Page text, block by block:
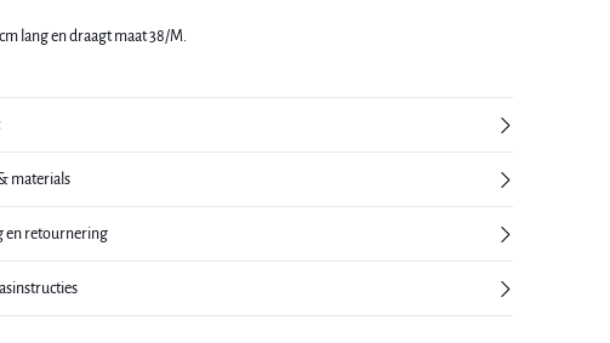
lang en draagt maat 38/M.
materials
en retournering